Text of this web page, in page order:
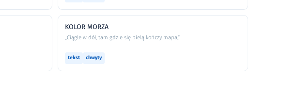
KOLOR MORZA
„Ciągle w dół, tam gdzie się bielą kończy mapa,”
tekst chwyty